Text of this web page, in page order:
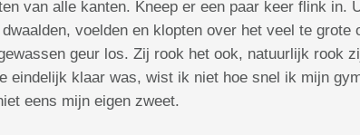
van alle kanten. Kneep er een paar keer flink in.
voelden en klopten over het veel te grote
geur los. Zij rook het ook, natuurlijk rook
eindelijk klaar was, wist ik niet hoe snel ik mijn
eens mijn eigen zweet.